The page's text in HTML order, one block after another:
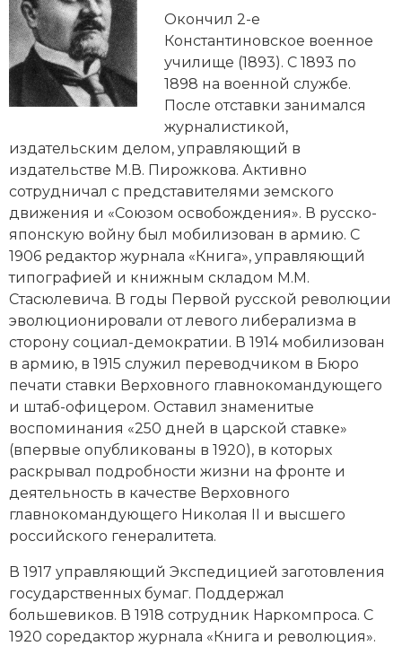
Генеалогия, геральдика
Государство и право
Европа
Историческая география и топонимика
История материальной и духовной культуры
История международных отношений
История, философия, теория и методология
исторического знания
Итория международных отношений
Латинская Америка
Новейшая история
Нумизматика
Образование
Общественные объединения и организации
Политическая история
Окончил 2-е
Константиновское военное
училище (1893). С 1893 по
1898 на военной службе.
После отставки занимался
журналистикой,
издательским делом, управляющий в
издательстве М.В. Пирожкова. Активно
сотрудничал с представителями земского
движения и «Союзом освобождения». В русско-
японскую войну был мобилизован в армию. С
1906 редактор журнала «Книга», управляющий
типографией и книжным складом М.М.
Стасюлевича. В годы Первой русской революции
эволюционировали от левого либерализма в
сторону социал-демократии. В 1914 мобилизован
в армию, в 1915 служил переводчиком в Бюро
печати ставки Верховного главнокомандующего
и штаб-офицером. Оставил знаменитые
воспоминания «250 дней в царской ставке»
(впервые опубликованы в 1920), в которых
раскрывал подробности жизни на фронте и
деятельность в качестве Верховного
главнокомандующего Николая II и высшего
российского генералитета.
В 1917 управляющий Экспедицией заготовления
государственных бумаг. Поддержал
большевиков. В 1918 сотрудник Наркомпроса. С
1920 соредактор журнала «Книга и революция».